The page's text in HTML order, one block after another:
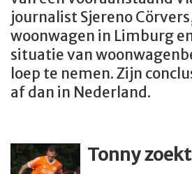
journalist Sjereno
woonwagen in Limburg
situatie van
loep te nemen. Zijn
af dan in Nederland.
Tonny